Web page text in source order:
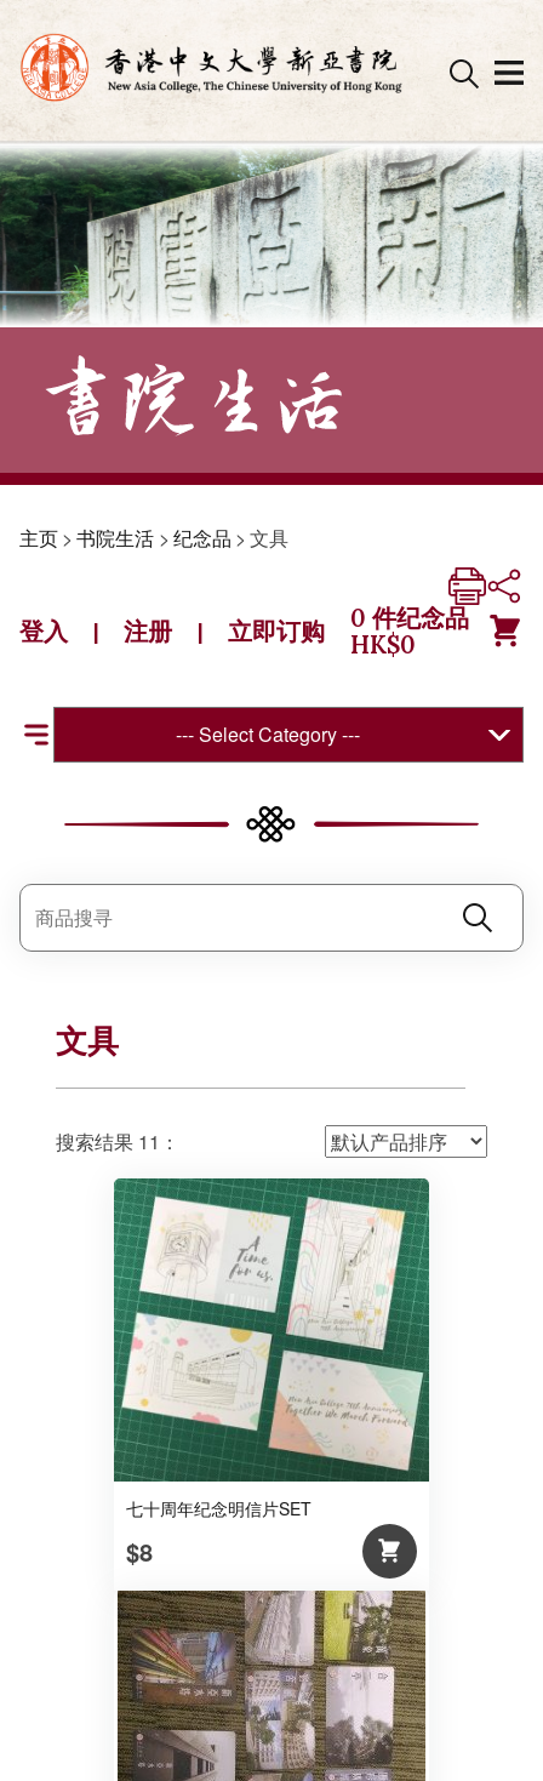
Skip
to
content
主页> 书院生活 > 纪念品 > 文具
登入 | 注册 | 立即订购 0 件纪念品
HK$0
--- Select Category ---
文具
搜索结果 11：
七十周年纪念明信片SET
$8